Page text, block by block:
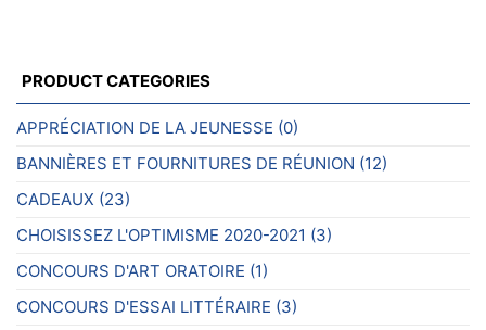
être
choisies
la
du
PRODUCT CATEGORIES
APPRÉCIATION DE LA JEUNESSE (0)
BANNIÈRES ET FOURNITURES DE RÉUNION (12)
CADEAUX (23)
CHOISISSEZ L'OPTIMISME 2020-2021 (3)
CONCOURS D'ART ORATOIRE (1)
CONCOURS D'ESSAI LITTÉRAIRE (3)